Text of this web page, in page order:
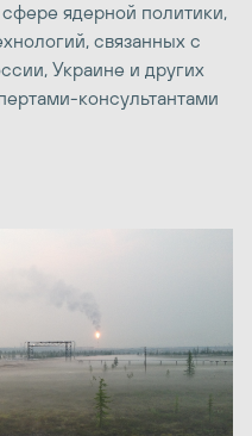
ядерной политики,
связанных с
Украине и других
консультантами